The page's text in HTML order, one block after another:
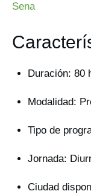
Sena
Duración: 80
Modalidad:
Tipo de
Jornada:
Ciudad